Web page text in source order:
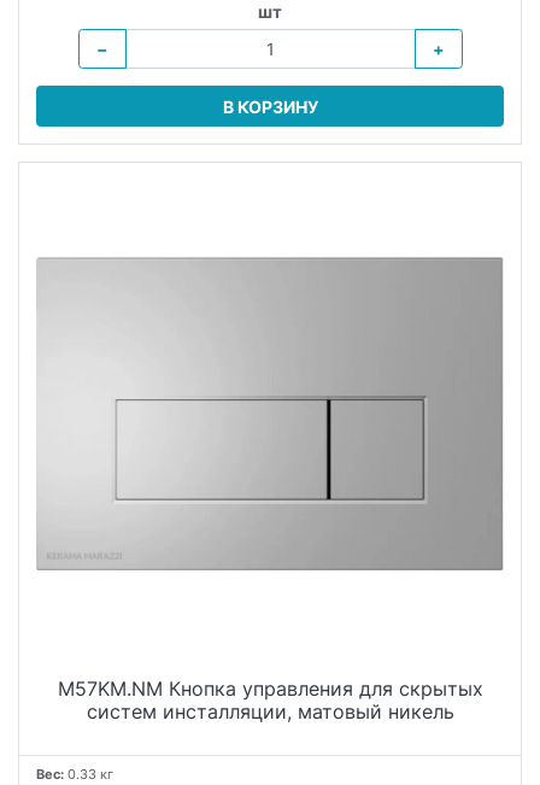
шт
−
+
В КОРЗИНУ
M57KM.NM Кнопка управления для скрытых
систем инсталляции, матовый никель
Вес: 0.33 кг